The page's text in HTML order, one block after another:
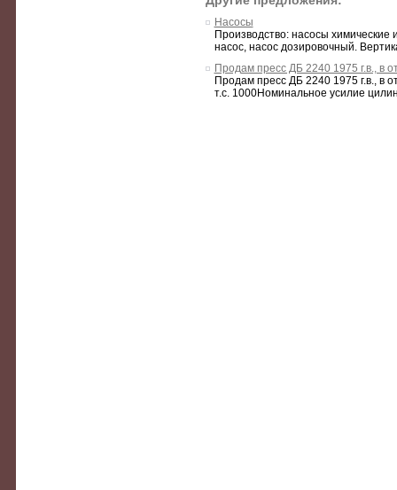
Насосы
Производство: насосы
насос, насос дозировочный.
Продам пресс ДБ 2240 1975 г.в., в
Продам пресс ДБ 2240 1975 г.в., в
т.с. 1000Номинальное усилие